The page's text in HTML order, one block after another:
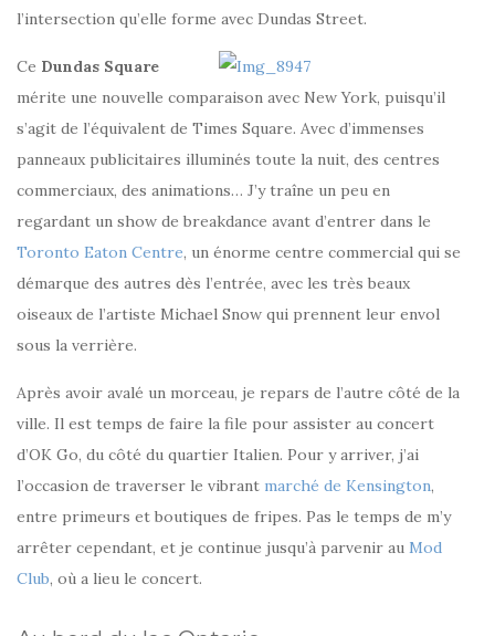
l’intersection qu’elle forme avec Dundas Street.
Ce Dundas Square
mérite une nouvelle comparaison avec New York, puisqu’il
s’agit de l’équivalent de Times Square. Avec d’immenses
panneaux publicitaires illuminés toute la nuit, des centres
commerciaux, des animations… J’y traîne un peu en
regardant un show de breakdance avant d’entrer dans le
Toronto Eaton Centre, un énorme centre commercial qui se
démarque des autres dès l’entrée, avec les très beaux
oiseaux de l’artiste Michael Snow qui prennent leur envol
sous la verrière.
Après avoir avalé un morceau, je repars de l’autre côté de la
ville. Il est temps de faire la file pour assister au concert
d’OK Go, du côté du quartier Italien. Pour y arriver, j’ai
l’occasion de traverser le vibrant marché de Kensington,
entre primeurs et boutiques de fripes. Pas le temps de m’y
arrêter cependant, et je continue jusqu’à parvenir au Mod
Club, où a lieu le concert.